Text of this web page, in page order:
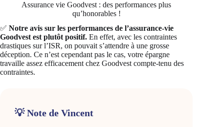
Assurance vie Goodvest : des performances plus
qu’honorables !
✅ Notre avis sur les performances de l’assurance-vie
Goodvest est plutôt positif. En effet, avec les contraintes
drastiques sur l’ISR, on pouvait s’attendre à une grosse
déception. Ce n’est cependant pas le cas, votre épargne
travaille assez efficacement chez Goodvest compte-tenu des
contraintes.
💡 Note de Vincent